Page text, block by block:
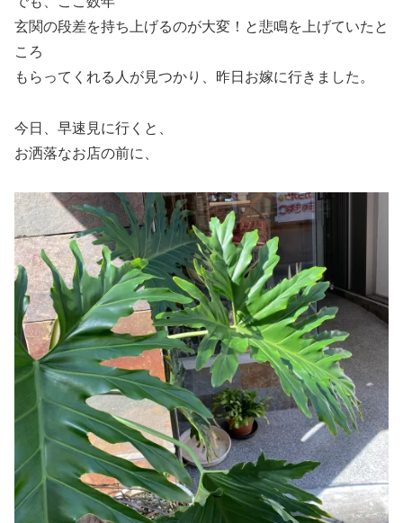
玄関の段差を持ち上げるのが大変！と悲鳴を上げていたと
ころ
もらってくれる人が見つかり、昨日お嫁に行きました。
今日、早速見に行くと、
お洒落なお店の前に、